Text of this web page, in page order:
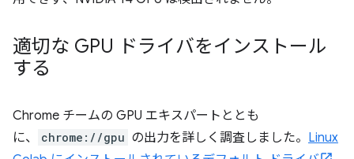
適切な GPU ドライバをインストール
する
Chrome チームの GPU エキスパートととも
に、
chrome://gpu の出力を詳しく調査しました。 Linux